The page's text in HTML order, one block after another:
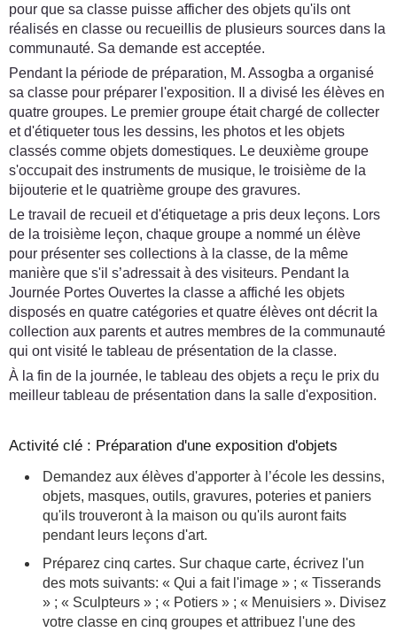
pour que sa classe puisse afficher des objets qu'ils ont
réalisés en classe ou recueillis de plusieurs sources dans la
communauté. Sa demande est acceptée.
Pendant la période de préparation, M. Assogba a organisé
sa classe pour préparer l'exposition. Il a divisé les élèves en
quatre groupes. Le premier groupe était chargé de collecter
et d'étiqueter tous les dessins, les photos et les objets
classés comme objets domestiques. Le deuxième groupe
s'occupait des instruments de musique, le troisième de la
bijouterie et le quatrième groupe des gravures.
Le travail de recueil et d'étiquetage a pris deux leçons. Lors
de la troisième leçon, chaque groupe a nommé un élève
pour présenter ses collections à la classe, de la même
manière que s'il s’adressait à des visiteurs. Pendant la
Journée Portes Ouvertes la classe a affiché les objets
disposés en quatre catégories et quatre élèves ont décrit la
collection aux parents et autres membres de la communauté
qui ont visité le tableau de présentation de la classe.
À la fin de la journée, le tableau des objets a reçu le prix du
meilleur tableau de présentation dans la salle d'exposition.
Activité clé : Préparation d'une exposition d'objets
Demandez aux élèves d'apporter à l’école les dessins,
objets, masques, outils, gravures, poteries et paniers
qu'ils trouveront à la maison ou qu'ils auront faits
pendant leurs leçons d'art.
Préparez cinq cartes. Sur chaque carte, écrivez l'un
des mots suivants: « Qui a fait l'image » ; « Tisserands
» ; « Sculpteurs » ; « Potiers » ; « Menuisiers ». Divisez
votre classe en cinq groupes et attribuez l'une des